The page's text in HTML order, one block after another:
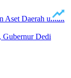
Aset Daerah untuk
Gubernur Dedi